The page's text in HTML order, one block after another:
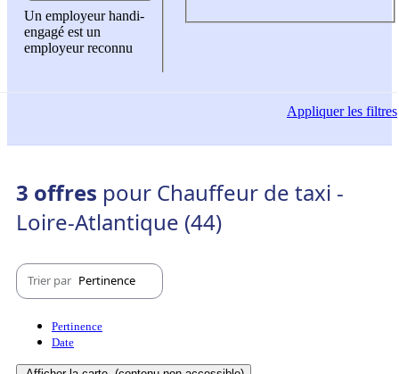
Un employeur handi-
engagé est un
employeur reconnu
Appliquerles filtres
3 offres pour Chauffeur de taxi -
Loire-Atlantique (44)
Trier par Pertinence
Pertinence
Date